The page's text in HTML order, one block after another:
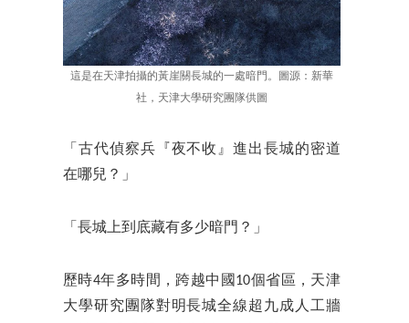
這是在天津拍攝的黃崖關長城的一處暗門。圖源：新華
社，天津大學研究團隊供圖
「古代偵察兵『夜不收』進出長城的密道
在哪兒？」
「長城上到底藏有多少暗門？」
歷時4年多時間，跨越中國10個省區，天津
大學研究團隊對明長城全線超九成人工牆